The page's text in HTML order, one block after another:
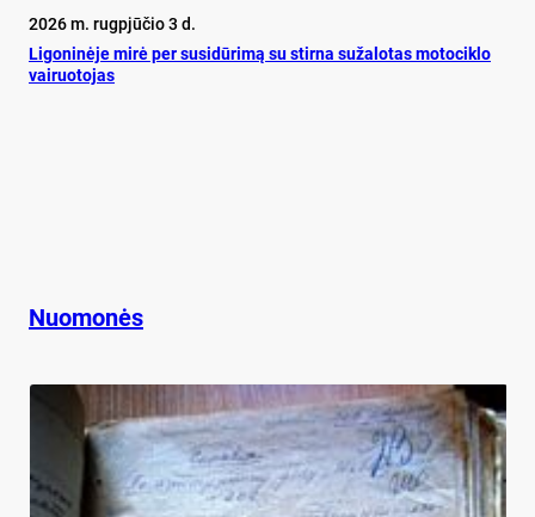
2026 m. rugpjūčio 3 d.
Ligoninėje mirė per susidūrimą su stirna sužalotas motociklo
vairuotojas
Nuomonės